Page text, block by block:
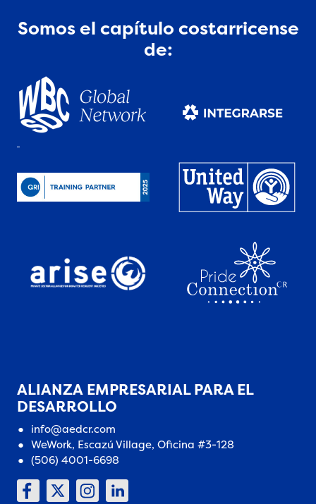
Somos el capítulo costarricense
de:
ALIANZA EMPRESARIAL PARA EL
DESARROLLO
info@aedcr.com
WeWork, Escazú Village, Oficina #3-128
(506) 4001-6698